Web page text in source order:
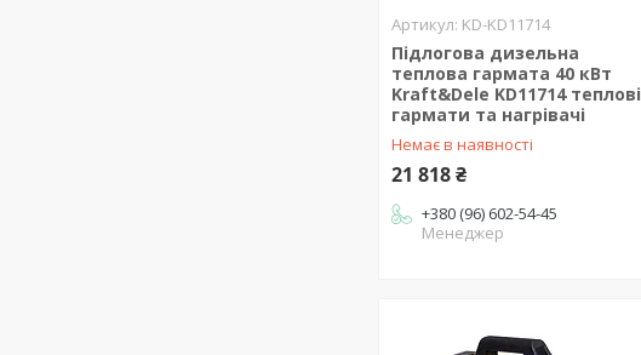
KD-KD11714
Підлогова дизельна
теплова гармата 40 кВт
Kraft&Dele KD11714 теплові
гармати та нагрівачі
Немає в наявності
21 818 ₴
+380 (96) 602-54-45
Менеджер